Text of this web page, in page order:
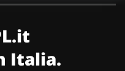
Italia.